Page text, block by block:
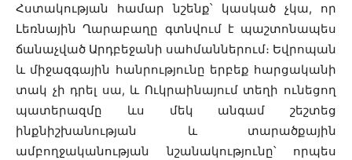
Հստակության համար նշենք՝ կասկած չկա, որ
Լեռնային Ղարաբաղը գտնվում է պաշտոնապես
ճանաչված Արդբեջանի սահմաններում։ Եվրոպան
և միջազգային հանրությունը երբեք հարցականի
տակ չի դրել սա, և Ուկրաինայում տեղի ունեցող
պատերազմը ևս մեկ անգամ շեշտեց
ինքնիշխանության և տարածքային
ամբողջականության նշանակությունը՝ որպես